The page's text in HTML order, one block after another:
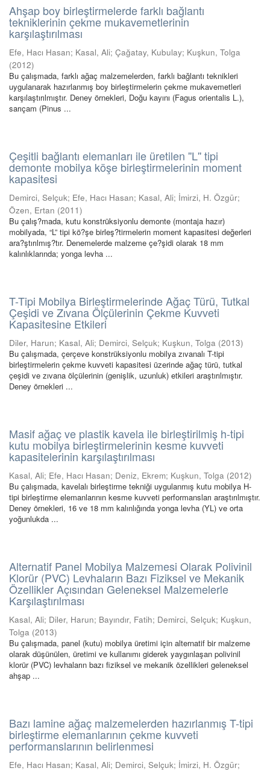
Ahşap boy birleştirmelerde farklı bağlantı
tekniklerinin çekme mukavemetlerinin
karşılaştırılması
Efe, Hacı Hasan; Kasal, Ali; Çağatay, Kubulay; Kuşkun, Tolga
(2012)
Bu çalışmada, farklı ağaç malzemelerden, farklı bağlantı teknikleri
uygulanarak hazırlanmış boy birleştirmelerin çekme mukavemetleri
karşılaştırılmıştır. Deney örnekleri, Doğu kayını (Fagus orientalis L.),
sarıçam (Pinus ...
Çeşitli bağlantı elemanları ile üretilen ''L'' tipi
demonte mobilya köşe birleştirmelerinin moment
kapasitesi
Demirci, Selçuk; Efe, Hacı Hasan; Kasal, Ali; İmirzi, H. Özgür;
Özen, Ertan (2011)
Bu çalış?mada, kutu konstrüksiyonlu demonte (montaja hazır)
mobilyada, “L” tipi kö?şe birleş?tirmelerin moment kapasitesi değerleri
ara?ştırılmış?tır. Denemelerde malzeme çe?şidi olarak 18 mm
kalınlıklarında; yonga levha ...
T-Tipi Mobilya Birleştirmelerinde Ağaç Türü, Tutkal
Çeşidi ve Zıvana Ölçülerinin Çekme Kuvveti
Kapasitesine Etkileri
Diler, Harun; Kasal, Ali; Demirci, Selçuk; Kuşkun, Tolga (2013)
Bu çalışmada, çerçeve konstrüksiyonlu mobilya zıvanalı T-tipi
birleştirmelerin çekme kuvveti kapasitesi üzerinde ağaç türü, tutkal
çeşidi ve zıvana ölçülerinin (genişlik, uzunluk) etkileri araştırılmıştır.
Deney örnekleri ...
Masif ağaç ve plastik kavela ile birleştirilmiş h-tipi
kutu mobilya birleştirmelerinin kesme kuvveti
kapasitelerinin karşılaştırılması
Kasal, Ali; Efe, Hacı Hasan; Deniz, Ekrem; Kuşkun, Tolga (2012)
Bu çalışmada, kavelalı birleştirme tekniği uygulanmış kutu mobilya H-
tipi birleştirme elemanlarının kesme kuvveti performansları araştırılmıştır.
Deney örnekleri, 16 ve 18 mm kalınlığında yonga levha (YL) ve orta
yoğunlukda ...
Alternatif Panel Mobilya Malzemesi Olarak Polivinil
Klorür (PVC) Levhaların Bazı Fiziksel ve Mekanik
Özellikler Açısından Geleneksel Malzemelerle
Karşılaştırılması
Kasal, Ali; Diler, Harun; Bayındır, Fatih; Demirci, Selçuk; Kuşkun,
Tolga (2013)
Bu çalışmada, panel (kutu) mobilya üretimi için alternatif bir malzeme
olarak düşünülen, üretimi ve kullanımı giderek yaygınlaşan polivinil
klorür (PVC) levhaların bazı fiziksel ve mekanik özellikleri geleneksel
ahşap ...
Bazı lamine ağaç malzemelerden hazırlanmış T-tipi
birleştirme elemanlarının çekme kuvveti
performanslarının belirlenmesi
Efe, Hacı Hasan; Kasal, Ali; Demirci, Selçuk; İmirzi, H. Özgür;